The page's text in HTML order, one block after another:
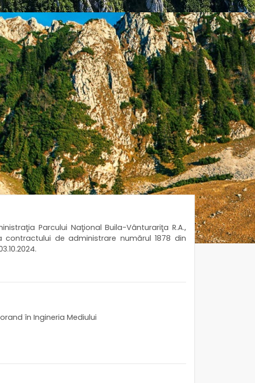
Parcului Naţional Buila-Vânturariţa R.A.,
contractului de administrare numărul 1878 din
în Ingineria Mediului